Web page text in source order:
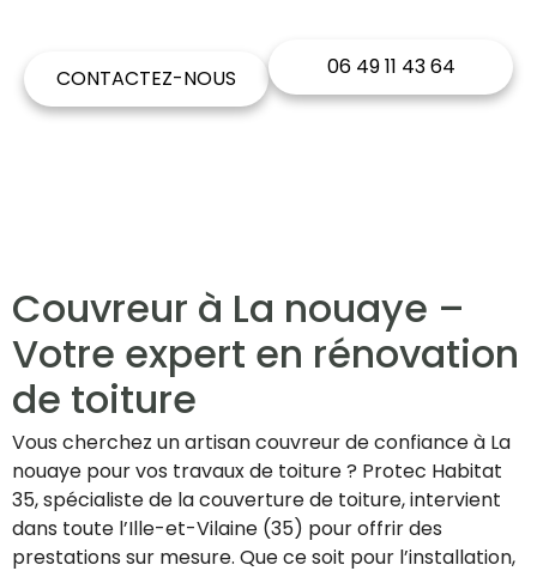
CONTACTEZ-NOUS 06 49 11 43 64
Couvreur à La nouaye –
Votre expert en rénovation
de toiture
Vous cherchez un artisan couvreur de confiance à La
nouaye pour vos travaux de toiture ? Protec Habitat
35, spécialiste de la couverture de toiture, intervient
dans toute l’Ille-et-Vilaine (35) pour offrir des
prestations sur mesure. Que ce soit pour l’installation,